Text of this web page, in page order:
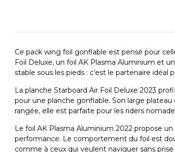
Ce pack wing foil gonflable est pensé pour
Foil Deluxe, un foil AK Plasma Aluminium et
stable sous les pieds : c’est le partenaire idéal
La planche Starboard Air Foil Deluxe 2023
pour une planche gonflable. Son large
rangée, elle est parfaite pour les riders
Le foil AK Plasma Aluminium 2022 propose
performance. Le comportement du foil est
comme à ceux qui veulent naviguer sans